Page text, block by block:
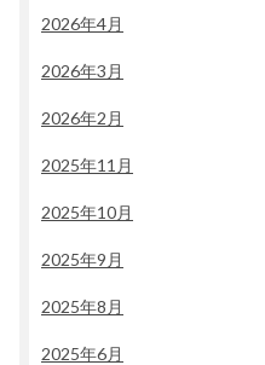
2026年4月
2026年3月
2026年2月
2025年11月
2025年10月
2025年9月
2025年8月
2025年6月